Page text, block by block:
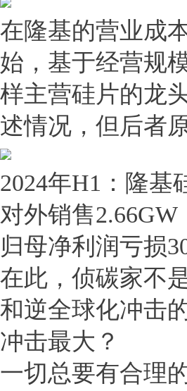
在隆基的营业成
始，基于经营规
样主营硅片的龙
述情况，但后者
2024年H1：隆基
对外销售
归母净利润亏损
在此，侦碳家不
和逆全球化冲击
冲击最大？
一切总要有合理